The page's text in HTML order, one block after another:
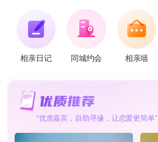
相亲日记 同城约会 相亲墙
“优质嘉宾，自助寻缘，让恋爱更简单”